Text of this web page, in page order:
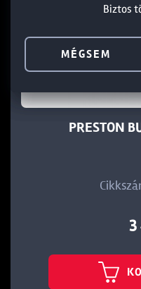
PRESTON
Biztos
MÉGSEM
Biztos
MÉGSEM
Biztos
MÉGSEM